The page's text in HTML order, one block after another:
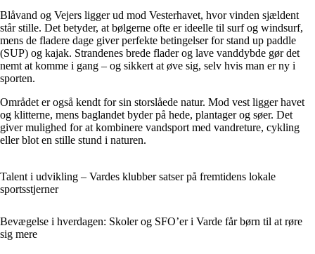
Blåvand og Vejers ligger ud mod Vesterhavet, hvor vinden sjældent
står stille. Det betyder, at bølgerne ofte er ideelle til surf og windsurf,
mens de fladere dage giver perfekte betingelser for stand up paddle
(SUP) og kajak. Strandenes brede flader og lave vanddybde gør det
nemt at komme i gang – og sikkert at øve sig, selv hvis man er ny i
sporten.
Området er også kendt for sin storslåede natur. Mod vest ligger havet
og klitterne, mens baglandet byder på hede, plantager og søer. Det
giver mulighed for at kombinere vandsport med vandreture, cykling
eller blot en stille stund i naturen.
Talent i udvikling – Vardes klubber satser på fremtidens lokale
sportsstjerner
Bevægelse i hverdagen: Skoler og SFO’er i Varde får børn til at røre
sig mere